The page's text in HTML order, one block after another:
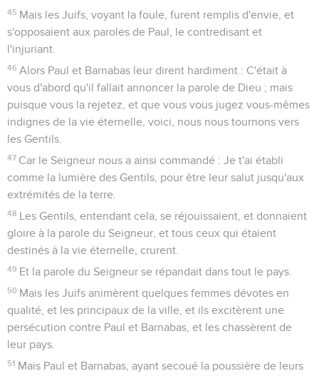
45 Mais les Juifs, voyant la foule, furent remplis d'envie, et
s'opposaient aux paroles de Paul, le contredisant et
l'injuriant.
46 Alors Paul et Barnabas leur dirent hardiment : C'était à
vous d'abord qu'il fallait annoncer la parole de Dieu ; mais
puisque vous la rejetez, et que vous vous jugez vous-mêmes
indignes de la vie éternelle, voici, nous nous tournons vers
les Gentils.
47 Car le Seigneur nous a ainsi commandé : Je t'ai établi
comme la lumière des Gentils, pour être leur salut jusqu'aux
extrémités de la terre.
48 Les Gentils, entendant cela, se réjouissaient, et donnaient
gloire à la parole du Seigneur, et tous ceux qui étaient
destinés à la vie éternelle, crurent.
49 Et la parole du Seigneur se répandait dans tout le pays.
50 Mais les Juifs animèrent quelques femmes dévotes en
qualité, et les principaux de la ville, et ils excitèrent une
persécution contre Paul et Barnabas, et les chassèrent de
leur pays.
51 Mais Paul et Barnabas, ayant secoué la poussière de leurs